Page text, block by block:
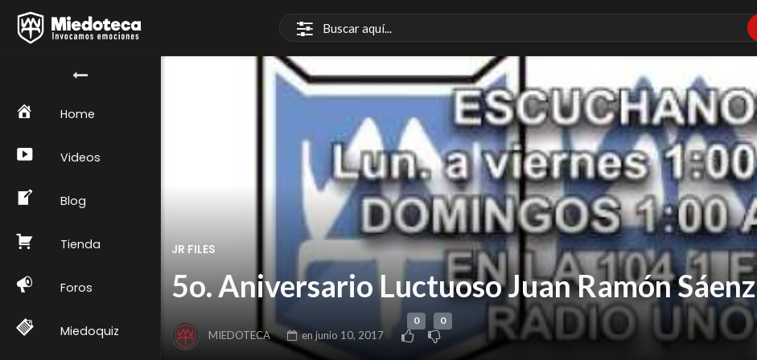
Home
Videos
Blog
Tienda
Foros
Miedoquiz
JR FILES
5o. Aniversario Luctuoso Juan Ramón Sáenz
MIEDOTECA en junio 10, 2017
0 0